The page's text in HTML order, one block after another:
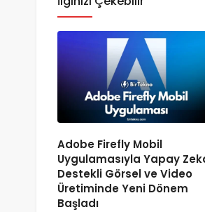
Adobe Firefly Mobil
Uygulamasıyla Yapay
Destekli Görsel ve Video
Üretiminde Yeni Dönem
Başladı